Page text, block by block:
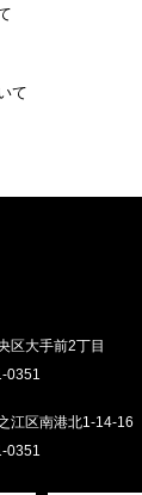
て
区大手前2丁目
0351
江区南港北1-14-16
0351